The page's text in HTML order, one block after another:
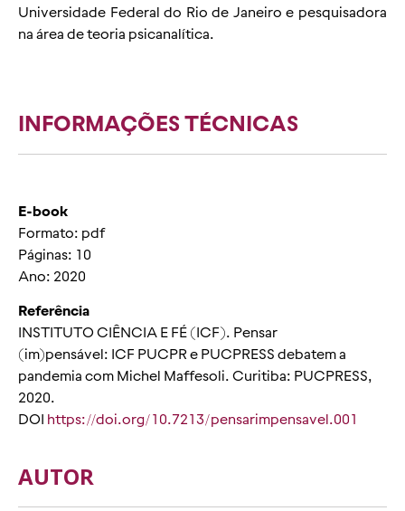
Universidade Federal do Rio de Janeiro e pesquisadora
na área de teoria psicanalítica.
INFORMAÇÕES TÉCNICAS
E-book
Formato: pdf
Páginas: 10
Ano: 2020
Referência
INSTITUTO CIÊNCIA E FÉ (ICF). Pensar
(im)pensável: ICF PUCPR e PUCPRESS debatem a
pandemia com Michel Maffesoli. Curitiba: PUCPRESS,
2020.
DOI https://doi.org/10.7213/pensarimpensavel.001
AUTOR